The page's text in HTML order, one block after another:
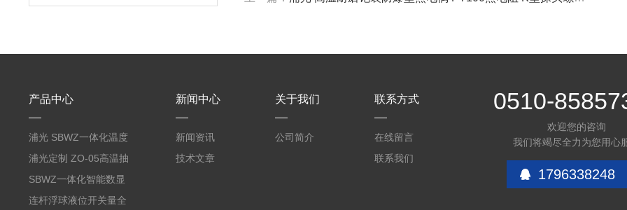
产品中心
浦光 SBWZ一体化温度
变送器传感器 防爆热电
阻PT100 数显远传4-
20mA2
浦光定制 ZO-05高温抽
气式氧化锆分析仪 防爆
耐腐蚀检测仪
SBWZ一体化智能数显
温度变送器传感器防爆
连杆浮球液位开关量全
新闻中心
新闻资讯
技术文章
关于我们
公司简介
联系方式
在线留言
联系我们
0510-
欢迎您的咨询
我们将竭尽全力为您用心
1796338248